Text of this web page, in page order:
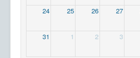
24 25 26 27
31 1 2 3